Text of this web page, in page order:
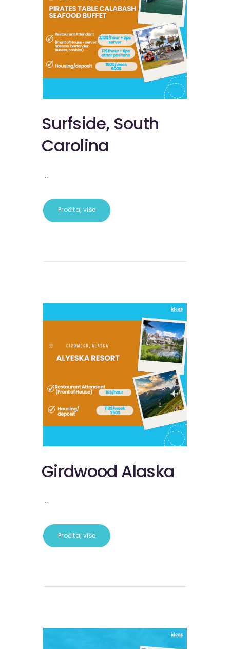
Surfside, South
Carolina
...
Pročitaj više
Girdwood Alaska
...
Pročitaj više